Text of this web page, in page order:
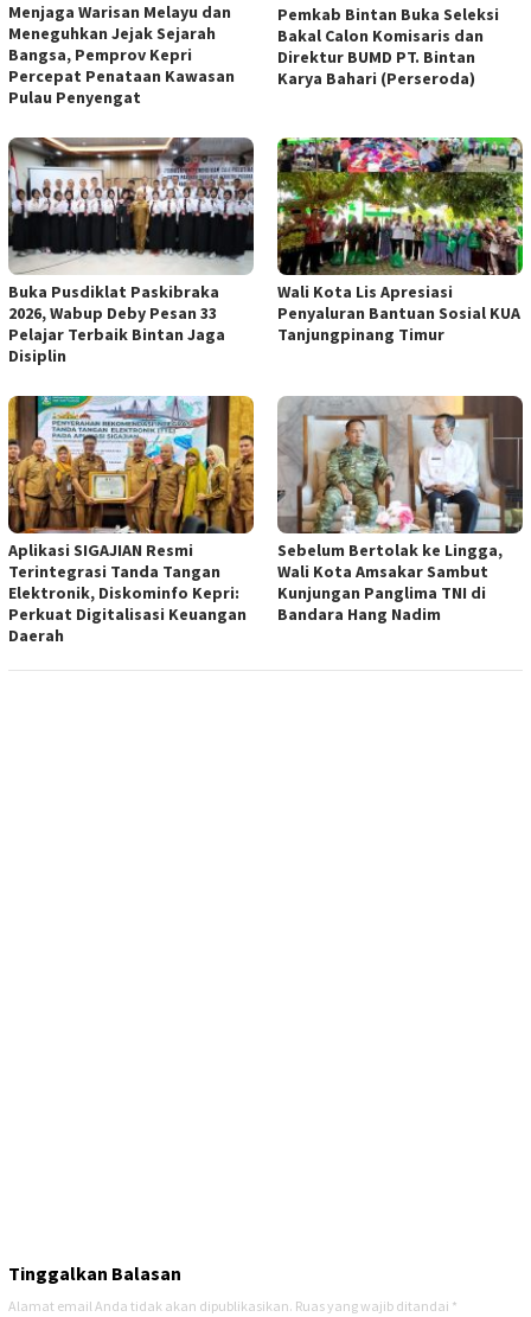
Menjaga Warisan Melayu dan
Meneguhkan Jejak Sejarah
Bangsa, Pemprov Kepri
Percepat Penataan Kawasan
Pulau Penyengat
Pemkab Bintan Buka Seleksi
Bakal Calon Komisaris dan
Direktur BUMD PT. Bintan
Karya Bahari (Perseroda)
Buka Pusdiklat Paskibraka
2026, Wabup Deby Pesan 33
Pelajar Terbaik Bintan Jaga
Disiplin
Wali Kota Lis Apresiasi
Penyaluran Bantuan Sosial KUA
Tanjungpinang Timur
Aplikasi SIGAJIAN Resmi
Terintegrasi Tanda Tangan
Elektronik, Diskominfo Kepri:
Perkuat Digitalisasi Keuangan
Daerah
Sebelum Bertolak ke Lingga,
Wali Kota Amsakar Sambut
Kunjungan Panglima TNI di
Bandara Hang Nadim
Tinggalkan Balasan
Alamat email Anda tidak akan dipublikasikan. Ruas yang wajib ditandai *